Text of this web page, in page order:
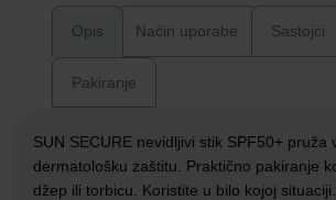
Opis Način uporabe Sastojci
Pakiranje
SUN SECURE nevidljivi stik SPF50+ pruža
dermatološku zaštitu. Praktično pakiranje
džep ili torbicu. Koristite u bilo kojoj